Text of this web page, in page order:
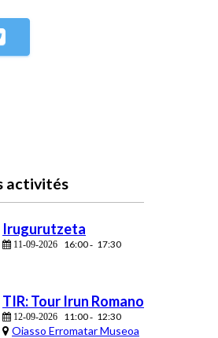
activités
Irugurutzeta
11-09-2026 16:00- 17:30
TIR: Tour Irun Romano
12-09-2026 11:00- 12:30
Oiasso Erromatar Museoa